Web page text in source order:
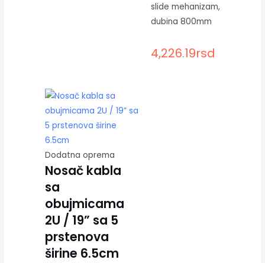
slide mehanizam,
dubina 800mm
4,226.19rsd
Dodatna oprema
Nosač kabla
sa
obujmicama
2U / 19” sa 5
prstenova
širine 6.5cm